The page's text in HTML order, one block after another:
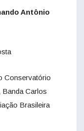
Antônio
Conservatório
Carlos
Brasileira